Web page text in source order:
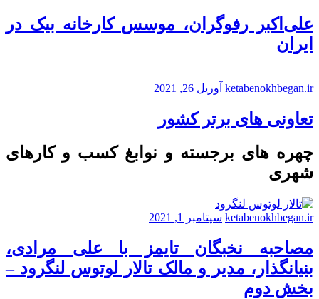
علی‌اکبر رفوگران، موسس کارخانه بیک در
ایران
ketabenokhbegan.ir آوریل 26, 2021
تعاونی های برتر کشور
چهره های برجسته و نوابغ کسب و کارهای
شهری
ketabenokhbegan.ir سپتامبر 1, 2021
مصاحبه نخبگان تایمز با علی مرادی،
بنیانگذار، مدیر و مالک تالار لوتوس لنگرود –
بخش دوم